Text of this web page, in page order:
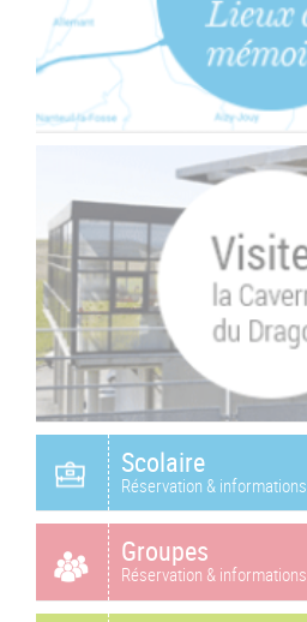
Scolaire
Réservation & informations
Groupes
Réservation & informations